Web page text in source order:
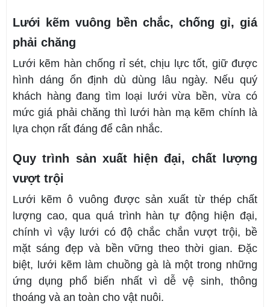
Lưới kẽm vuông bền chắc, chống gỉ, giá
phải chăng
Lưới kẽm hàn chống rỉ sét, chịu lực tốt, giữ được
hình dáng ổn định dù dùng lâu ngày. Nếu quý
khách hàng đang tìm loại lưới vừa bền, vừa có
mức giá phải chăng thì lưới hàn mạ kẽm chính là
lựa chọn rất đáng để cân nhắc.
Quy trình sản xuất hiện đại, chất lượng
vượt trội
Lưới kẽm ô vuông được sản xuất từ thép chất
lượng cao, qua quá trình hàn tự động hiện đại,
chính vì vậy lưới có độ chắc chắn vượt trội, bề
mặt sáng đẹp và bền vững theo thời gian. Đặc
biệt, lưới kẽm làm chuồng gà là một trong những
ứng dụng phổ biến nhất vì dễ vệ sinh, thông
thoáng và an toàn cho vật nuôi.